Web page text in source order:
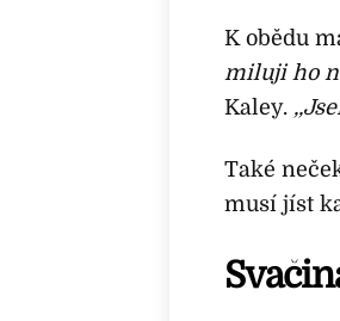
K obědu
miluji ho
Kaley.
Také
musí jíst